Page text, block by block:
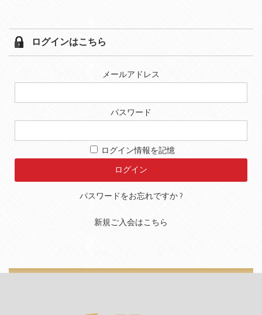
ログインはこちら
メールアドレス
パスワード
ログイン情報を記憶
パスワードをお忘れですか ?
新規ご入会はこちら